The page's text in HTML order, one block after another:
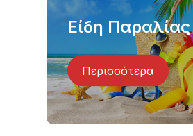
Είδη Παραλίας
Περισσότερα